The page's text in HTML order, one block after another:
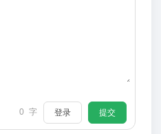
0 字 登录 提交